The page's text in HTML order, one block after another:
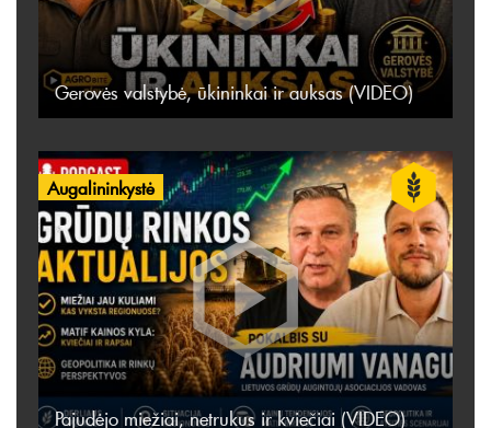
Gerovės valstybė, ūkininkai ir auksas (VIDEO)
Augalininkystė
Pajudėjo miežiai, netrukus ir kviečiai (VIDEO)